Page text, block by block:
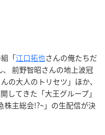
「江口拓也さんの俺たちだ
、 前野智昭さんの地上波冠
の大人のトリセツ」ほか、
してきた「大王グループ」
株主総会!?~」の生配信が決